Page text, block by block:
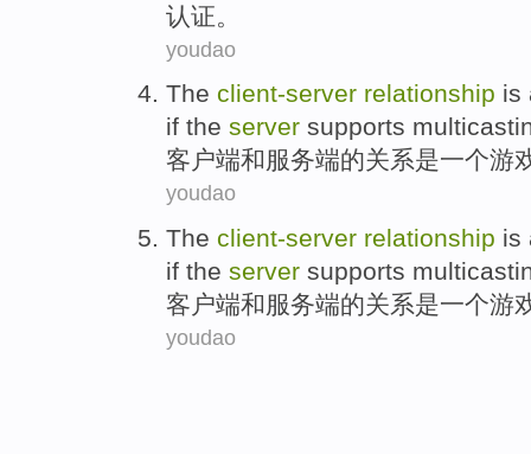
认证 。
youdao
The client-server relationship is
if the server supports
客户端和服务端的关系是一个游
youdao
The client-server relationship is
if the server supports
客户端和服务端的关系是一个游
youdao